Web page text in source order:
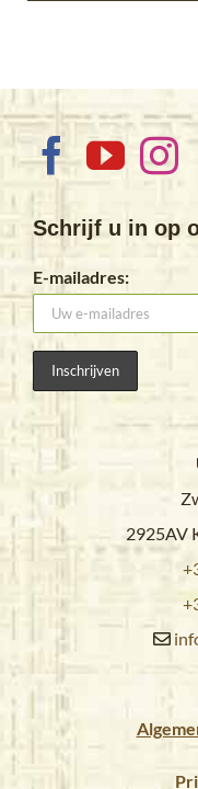
Schrijf u in op
E-mailadres:
2925AV